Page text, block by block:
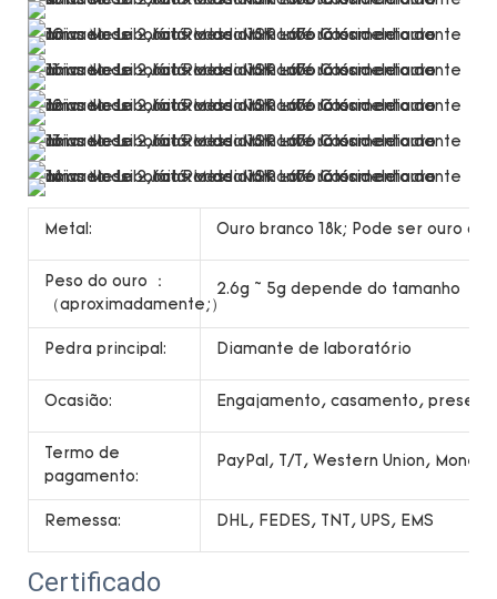
Metal: Ouro branco 18k; Pode ser ouro
Peso do ouro ：
（aproximadamente;）
2.6g ~ 5g depende do tamanho
Pedra principal: Diamante de laboratório
Ocasião: Engajamento, casamento,
Termo de
pagamento:
PayPal, T/T, Western Union,
Remessa: DHL, FEDES, TNT, UPS, EMS
Certificado